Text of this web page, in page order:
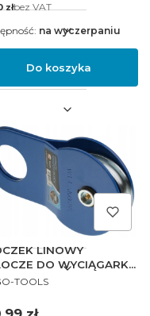
złbez VAT
Do koszyka
na wyczerpaniu
LINOWY
DO WYCIĄGARKI
TOOLS